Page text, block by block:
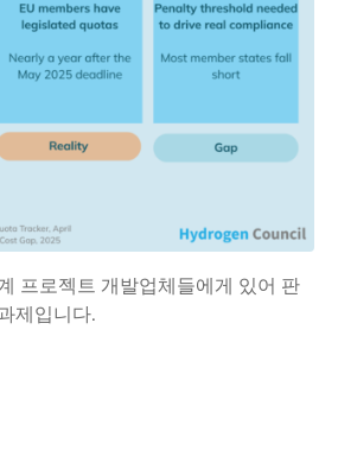
프로젝트 개발업체들에게 있어 판
제입니다.